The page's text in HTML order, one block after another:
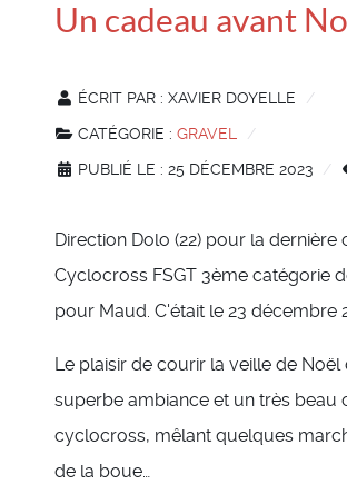
Un cadeau avant
ÉCRIT PAR : XAVIER DOYELLE
CATÉGORIE : GRAVEL
PUBLIÉ LE : 25 DÉCEMBRE 2023
Direction Dolo (22) pour la dernière
Cyclocross FSGT 3ème catégorie
pour Maud. C'était le 23 décembre
Le plaisir de courir la veille de Noël
superbe ambiance et un très beau
cyclocross, mêlant quelques
de la boue…